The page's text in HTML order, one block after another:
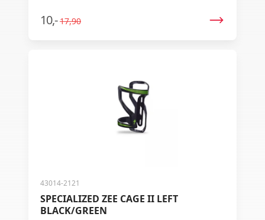
zwart en rood is deze houder een perfecte
toevoeging aan je fietsuitrusting.
10,- 17,90
43014-2121
SPECIALIZED ZEE CAGE II LEFT
BLACK/GREEN